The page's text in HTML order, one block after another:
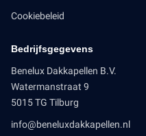
Cookiebeleid
Bedrijfsgegevens
Benelux Dakkapellen B.V.
Watermanstraat 9
5015 TG Tilburg
info@beneluxdakkapellen.nl